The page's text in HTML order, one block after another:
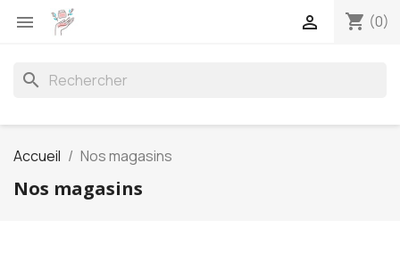
 shopping_cart (0)

search
Accueil Nos magasins
Nos magasins